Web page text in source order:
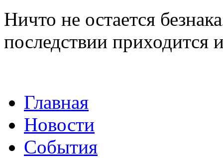
Ничто не остается
последствии приходится
Главная
Новости
События